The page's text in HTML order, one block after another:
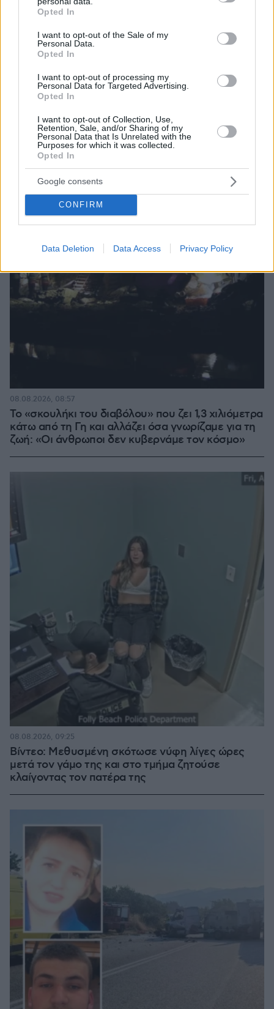
grant or deny consent to Google and its third-party tags to
use your data for below specified purposes in below Google
consent section.
Opted In
I want to opt-out of the Sale of my
Personal Data.
Opted In
I want to opt-out of processing my
Personal Data for Targeted Advertising.
Opted In
I want to opt-out of Collection, Use,
Retention, Sale, and/or Sharing of my
Personal Data that Is Unrelated with the
Purposes for which it was collected.
Opted In
Google consents
CONFIRM
Data Deletion Data Access Privacy Policy
8χρονος τραυματίστηκε στο κεφάλι μετά από βουτιά σε
ΔΕΙΤΕ ΟΛΕΣ ΤΙΣ ΕΙΔΗΣΕΙΣ
ΤΑ ΠΙΟ ΔΗΜΟΦΙΛΗ
Το «σκουλήκι του διαβόλου» που ζει 1,3 χιλιόμετρα
κάτω από τη Γη και αλλάζει όσα γνωρίζαμε για τη
ζωή: «Οι άνθρωποι δεν κυβερνάμε τον κόσμο»
08.08.2026, 08:57
Βίντεο: Μεθυσμένη σκότωσε νύφη λίγες ώρες
μετά τον γάμο της και στο τμήμα ζητούσε
κλαίγοντας τον πατέρα της
08.08.2026, 09:25